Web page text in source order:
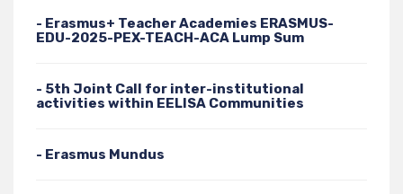
- Erasmus+ Teacher Academies ERASMUS-
EDU-2025-PEX-TEACH-ACA Lump Sum
- 5th Joint Call for inter-institutional
activities within EELISA Communities
- Erasmus Mundus